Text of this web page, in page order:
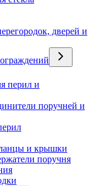
дверей и
перил и
поручней и
и крышки
поручня